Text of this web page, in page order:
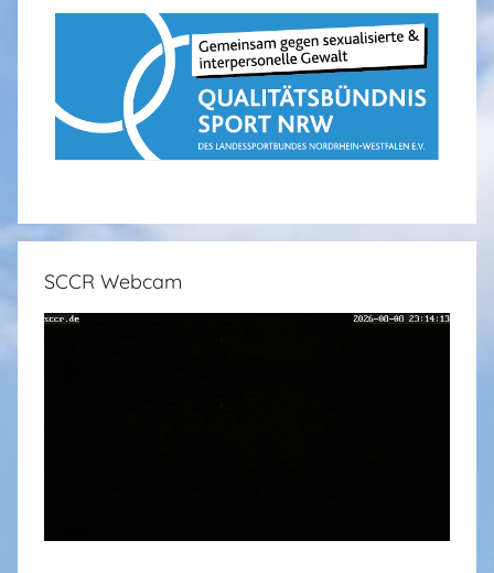
SCCR Webcam